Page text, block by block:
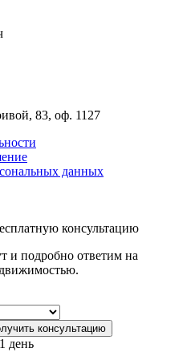
83, оф. 1127
данных
консультацию
и подробно ответим на
консультацию
день